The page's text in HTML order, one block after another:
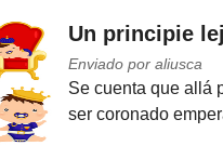
Un principie
Enviado por aliusca
Se cuenta que allá
ser coronado